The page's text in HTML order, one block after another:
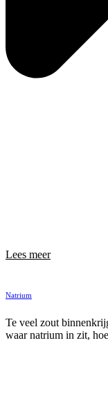
Lees meer
Natrium
Te veel zout
waar natrium in zit,